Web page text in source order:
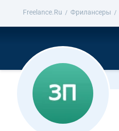
Freelance.Ru Фрилансеры